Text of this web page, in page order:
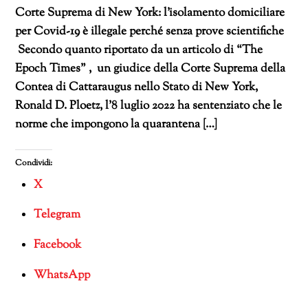
Corte Suprema di New York: l’isolamento domiciliare
per Covid-19 è illegale perché senza prove scientifiche
Secondo quanto riportato da un articolo di “The
Epoch Times” , un giudice della Corte Suprema della
Contea di Cattaraugus nello Stato di New York,
Ronald D. Ploetz, l’8 luglio 2022 ha sentenziato che le
norme che impongono la quarantena […]
Condividi:
X
Telegram
Facebook
WhatsApp